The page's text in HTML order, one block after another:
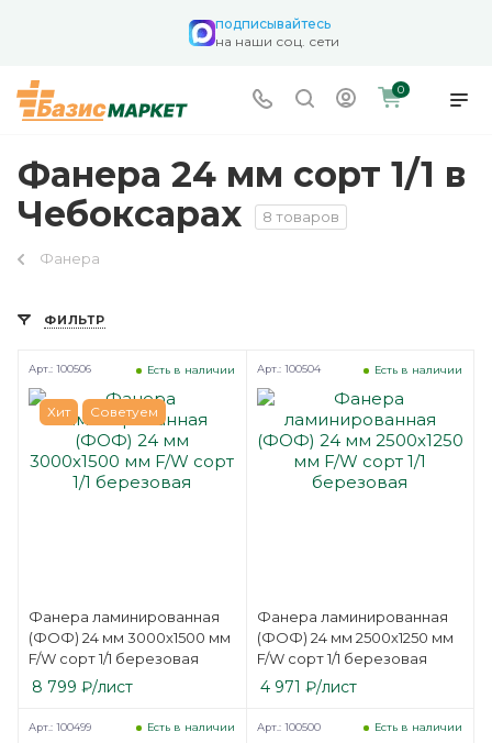
подписывайтесь
на наши соц. сети
0
Фанера 24 мм сорт 1/1 в
Чебоксарах
8 товаров
Фанера
ФИЛЬТР
Хит Советуем
Фанера ламинированная
(ФОФ) 24 мм 3000х1500 мм
F/W сорт 1/1 березовая
Есть в наличии
Арт.: 100506
8 799 ₽/лист
Фанера ламинированная
(ФОФ) 24 мм 2500х1250 мм
F/W сорт 1/1 березовая
Есть в наличии
Арт.: 100504
4 971 ₽/лист
Есть в наличии
Арт.: 100499 Есть в наличии
Арт.: 100500